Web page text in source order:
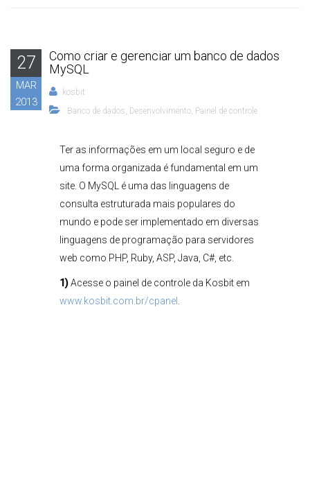
27
MAR
2013
Como criar e gerenciar um banco de dados
MySQL
kosbit
Banco de dados, Desenvolvimento, Painel de controle
Ter as informações em um local seguro e de
uma forma organizada é fundamental em um
site. O MySQL é uma das linguagens de
consulta estruturada mais populares do
mundo e pode ser implementado em diversas
linguagens de programação para servidores
web como PHP, Ruby, ASP, Java, C#, etc.
1)Acesse o painel de controle da Kosbit em
www.kosbit.com.br/cpanel .